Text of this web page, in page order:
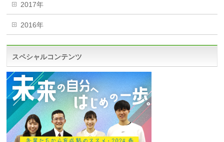
2017年
2016年
スペシャルコンテンツ